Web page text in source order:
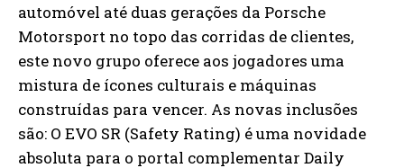
automóvel até duas gerações da Porsche
Motorsport no topo das corridas de clientes,
este novo grupo oferece aos jogadores uma
mistura de ícones culturais e máquinas
construídas para vencer. As novas inclusões
são: O EVO SR (Safety Rating) é uma novidade
absoluta para o portal complementar Daily